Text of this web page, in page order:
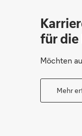
für die
Möchten
Mehr